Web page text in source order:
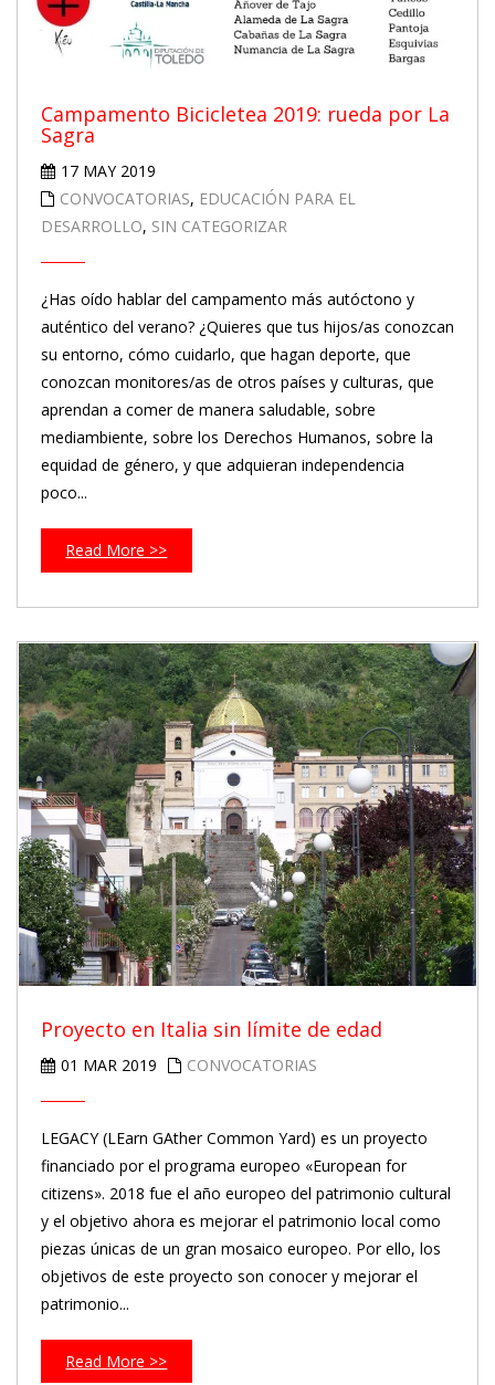
Campamento Bicicletea 2019: rueda por La
Sagra
17 MAY 2019
CONVOCATORIAS, EDUCACIÓN PARA EL
DESARROLLO, SIN CATEGORIZAR
¿Has oído hablar del campamento más autóctono y
auténtico del verano? ¿Quieres que tus hijos/as conozcan
su entorno, cómo cuidarlo, que hagan deporte, que
conozcan monitores/as de otros países y culturas, que
aprendan a comer de manera saludable, sobre
mediambiente, sobre los Derechos Humanos, sobre la
equidad de género, y que adquieran independencia
poco...
Read More >>
Proyecto en Italia sin límite de edad
01 MAR 2019 CONVOCATORIAS
LEGACY (LEarn GAther Common Yard) es un proyecto
financiado por el programa europeo «European for
citizens». 2018 fue el año europeo del patrimonio cultural
y el objetivo ahora es mejorar el patrimonio local como
piezas únicas de un gran mosaico europeo. Por ello, los
objetivos de este proyecto son conocer y mejorar el
patrimonio...
Read More >>